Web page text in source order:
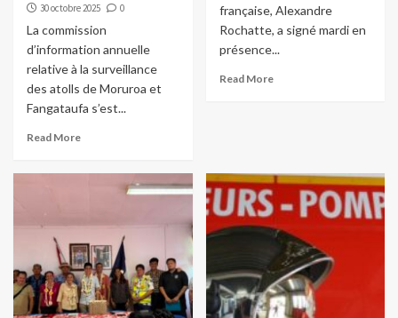
30 octobre 2025 0
La commission
d’information annuelle
relative à la surveillance
des atolls de Moruroa et
Fangataufa s’est...
Read More
française, Alexandre
Rochatte, a signé mardi en
présence...
Read More